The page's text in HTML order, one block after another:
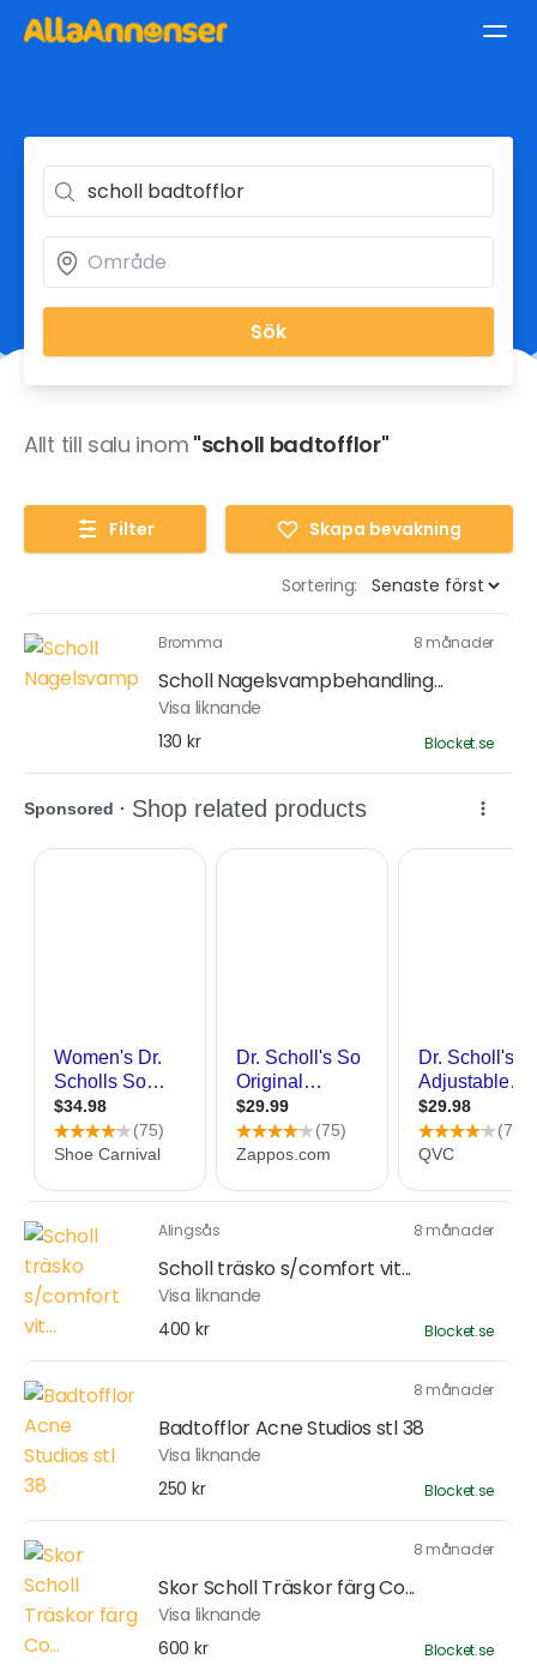
Sök
Allt till salu inom "scholl badtofflor"
Filter Skapa bevakning
Sortering:
Bromma 8 månader
Scholl Nagelsvampbehandling...
Visa liknande
130 kr
Blocket.se
Alingsås 8 månader
Scholl träsko s/comfort vit...
Visa liknande
400 kr
Blocket.se
8 månader
Badtofflor Acne Studios stl 38
Visa liknande
250 kr
Blocket.se
8 månader
Skor Scholl Träskor färg Co...
Visa liknande
600 kr
Blocket.se